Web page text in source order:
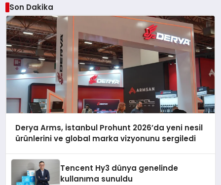
Son Dakika
Derya Arms, İstanbul Prohunt 2026’da yeni nesil
ürünlerini ve global marka vizyonunu sergiledi
Tencent Hy3 dünya genelinde
kullanıma sunuldu